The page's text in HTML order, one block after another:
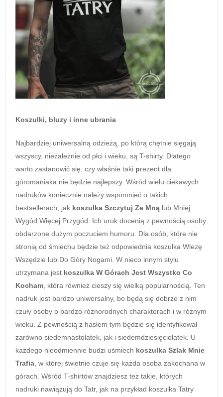
Koszulki, bluzy i inne ubrania
Najbardziej uniwersalną odzieżą, po którą chętnie sięgają
wszyscy, niezależnie od płci i wieku, są T-shirty. Dlatego
warto zastanowić się, czy właśnie taki prezent dla
góromaniaka nie będzie najlepszy. Wśród wielu ciekawych
nadruków koniecznie należy wspomnieć o takich
bestsellerach, jak koszulka Szczytuj Ze Mną lub Mniej
Wygód Więcej Przygód. Ich urok docenią z pewnością osoby
obdarzone dużym poczuciem humoru. Dla osób, które nie
stronią od śmiechu będzie też odpowiednia koszulka Wlezę
Wszędzie lub Do Góry Nogami. W nieco innym stylu
utrzymana jest koszulka W Górach Jest Wszystko Co
Kocham , która również cieszy się wielką popularnością. Ten
nadruk jest bardzo uniwersalny, bo będą się dobrze z nim
czuły osoby o bardzo różnorodnych charakterach i w różnym
wieku. Z pewnością z hasłem tym będzie się identyfikował
zarówno siedemnastolatek, jak i siedemdziesięciolatek. U
każdego nieodmiennie budzi uśmiech koszulka Szlak Mnie
Trafia , w której świetnie czuje się każda osoba zakochana w
górach. Wśród T-shirtów znajdziesz też takie, których
nadruki nawiązują do Tatr, jak na przykład koszulka Tatry